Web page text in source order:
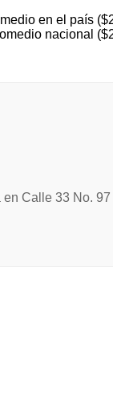
en el país
nacional
Calle 33 No.